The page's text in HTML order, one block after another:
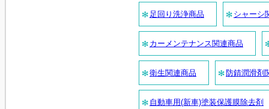
足回り洗浄商品 シャーシ
カーメンテナンス関連商品
衛生関連商品 防錆潤滑剤
自動車用(新車)塗装保護膜除去剤